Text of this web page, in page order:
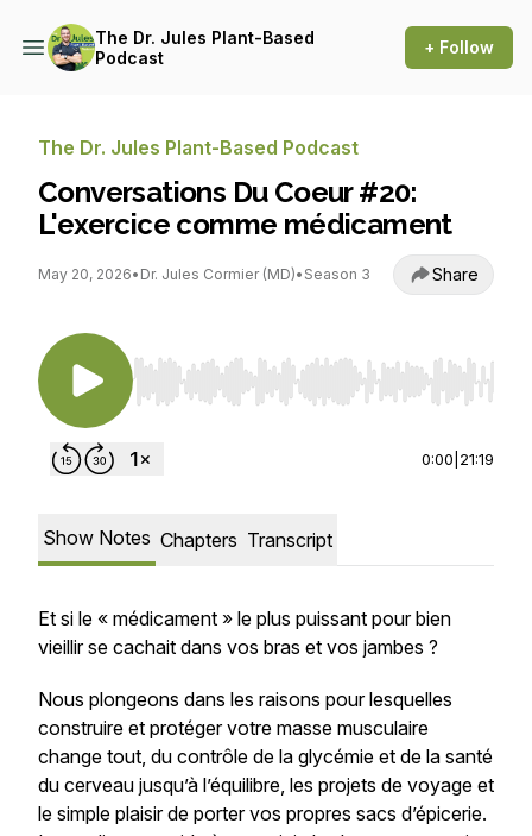
The Dr. Jules Plant-Based
Podcast
+ Follow
The Dr. Jules Plant-Based Podcast
Conversations Du Coeur #20:
L'exercice comme médicament
May 20, 2026• Dr. Jules Cormier (MD)• Season 3 Share
Use Left/Right to seek, Home/End to jump to
0:00 21:19
Show Notes Chapters Transcript
Et si le « médicament » le plus puissant pour bien
vieillir se cachait dans vos bras et vos jambes ?
Nous plongeons dans les raisons pour lesquelles
construire et protéger votre masse musculaire
change tout, du contrôle de la glycémie et de la santé
du cerveau jusqu’à l’équilibre, les projets de voyage et
le simple plaisir de porter vos propres sacs d’épicerie.